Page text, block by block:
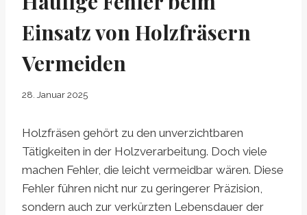
Einsatz von Holzfräsern
Vermeiden
28. Januar 2025
Holzfräsen gehört zu den unverzichtbaren
Tätigkeiten in der Holzverarbeitung. Doch viele
machen Fehler, die leicht vermeidbar wären. Diese
Fehler führen nicht nur zu geringerer Präzision,
sondern auch zur verkürzten Lebensdauer der